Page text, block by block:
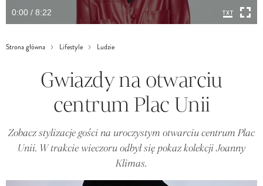
0:00 / 8:22
Strona główna Lifestyle Ludzie
Gwiazdy na otwarciu
centrum Plac Unii
Zobacz stylizacje gości na uroczystym otwarciu centrum Plac
Unii. W trakcie wieczoru odbył się pokaz kolekcji Joanny
Klimas.